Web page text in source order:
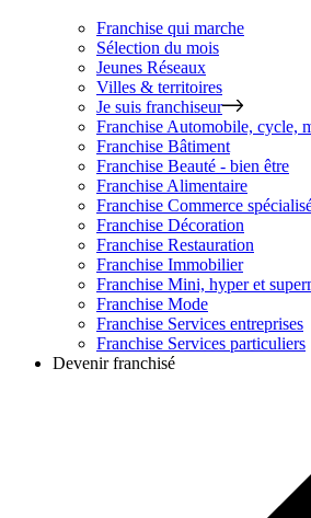
Franchise qui marche
Sélection du mois
Jeunes Réseaux
Villes & territoires
Je suis franchiseur
Franchise Automobile, cycle,
Franchise Bâtiment
Franchise Beauté - bien être
Franchise Alimentaire
Franchise Commerce
Franchise Décoration
Franchise Restauration
Franchise Immobilier
Franchise Mini, hyper et
Franchise Mode
Franchise Services entreprises
Franchise Services particuliers
Devenir franchisé